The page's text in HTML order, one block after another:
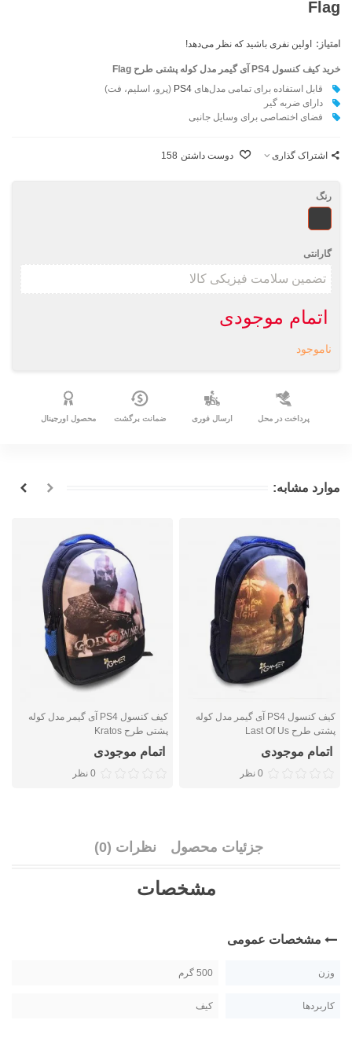
Flag
امتیاز: اولین نفری باشید که نظر می‌دهد!
خرید کیف کنسول PS4 آی گیمر مدل کوله پشتی طرح Flag
قابل استفاده برای تمامی مدل‌هایPS4 (پرو، اسلیم، فت)
دارای ضربه گير
فضای اختصاصی برای وسايل جانبی
اشتراک گذاری دوست داشتن 158
رنگ
طرحدار
گارانتی
اتمام موجودی
ناموجود
پرداخت در محل ارسال فوری ضمانت برگشت محصول اورجینال
موارد مشابه:
کیف کنسول PS4 آی گیمر مدل کوله
پشتی طرح Last Of Us
اتمام موجودی
0 نظر
کیف کنسول PS4 آی گیمر مدل کوله
پشتی طرح Kratos
اتمام موجودی
0 نظر
جزئیات محصول نظرات (0)
مشخصات
مشخصات عمومی
وزن 500 گرم
کاربردها کیف